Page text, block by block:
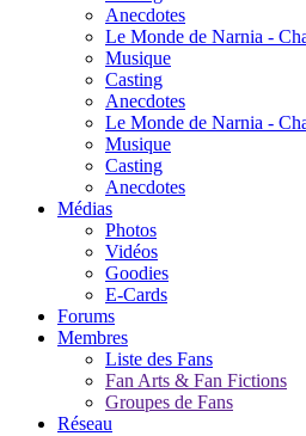
Anecdotes
Le Monde de Narnia -
Musique
Casting
Anecdotes
Le Monde de Narnia -
Musique
Casting
Anecdotes
Médias
Photos
Vidéos
Goodies
E-Cards
Forums
Membres
Liste des Fans
Fan Arts & Fan Fictions
Groupes de Fans
Réseau